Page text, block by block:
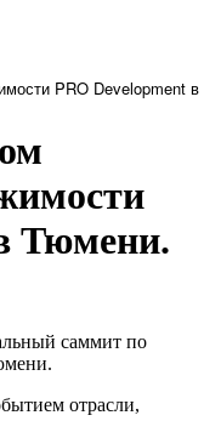
PRO Development
Тюмени.
саммит по
отрасли,